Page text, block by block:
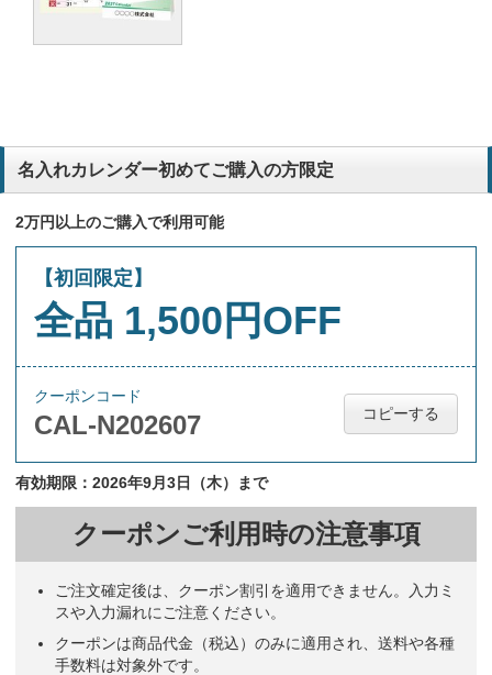
名入れカレンダー初めてご購入の方限定
2万円以上のご購入で利用可能
【初回限定】
全品 1,500円OFF
クーポンコード
CAL-N202607 コピーする
有効期限：2026年9月3日（木）まで
クーポンご利用時の注意事項
ご注文確定後は、クーポン割引を適用できません。入力ミ
スや入力漏れにご注意ください。
クーポンは商品代金（税込）のみに適用され、送料や各種
手数料は対象外です。